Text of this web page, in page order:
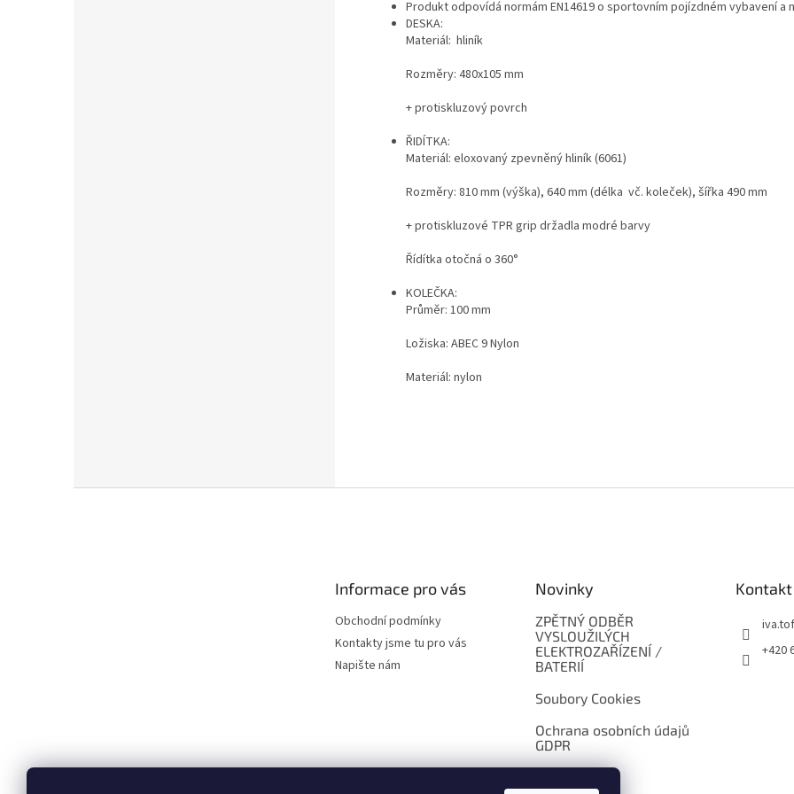
Produkt odpovídá normám EN14619 o sportovním pojízdném vybavení a
DESKA:
Materiál: hliník
Rozměry: 480x105 mm
+ protiskluzový povrch
ŘIDÍTKA:
Materiál: eloxovaný zpevněný hliník (6061)
Rozměry: 810 mm (výška), 640 mm (délka vč. koleček), šířka 490 mm
+ protiskluzové TPR grip držadla modré barvy
Řídítka otočná o 360°
KOLEČKA:
Průměr: 100 mm
Ložiska: ABEC 9 Nylon
Materiál: nylon
Informace pro vás
Obchodní podmínky
Kontakty jsme tu pro vás
Napište nám
Novinky
ZPĚTNÝ ODBĚR
VYSLOUŽILÝCH
ELEKTROZAŘÍZENÍ /
BATERIÍ
Soubory Cookies
Ochrana osobních údajů
GDPR
Kontakt
+420